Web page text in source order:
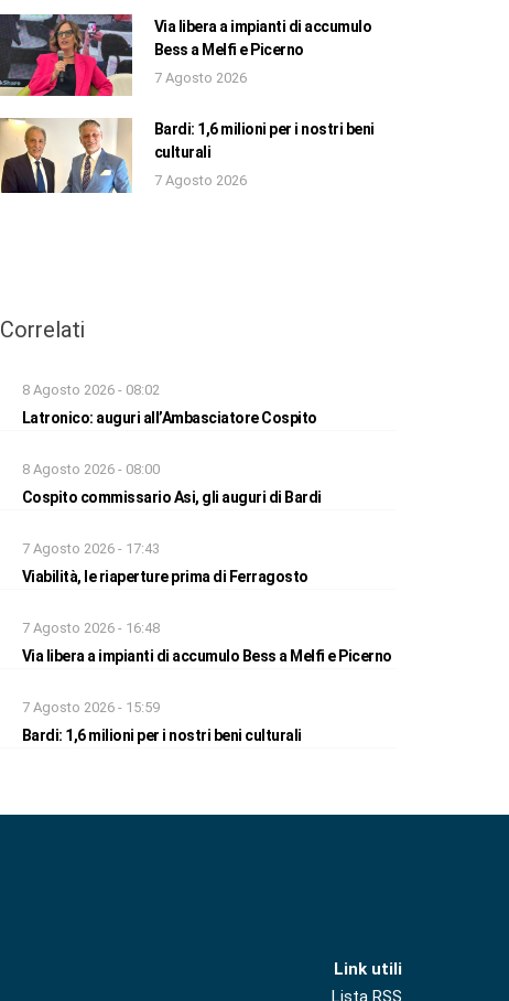
Via libera a impianti di accumulo
Bess a Melfi e Picerno
7 Agosto 2026
Bardi: 1,6 milioni per i nostri beni
culturali
7 Agosto 2026
Correlati
8 Agosto 2026 - 08:02
Latronico: auguri all’Ambasciatore Cospito
8 Agosto 2026 - 08:00
Cospito commissario Asi, gli auguri di Bardi
7 Agosto 2026 - 17:43
Viabilità, le riaperture prima di Ferragosto
7 Agosto 2026 - 16:48
Via libera a impianti di accumulo Bess a Melfi e Picerno
7 Agosto 2026 - 15:59
Bardi: 1,6 milioni per i nostri beni culturali
Link utili
Lista RSS